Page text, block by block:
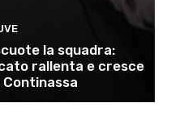
la squadra:
rallenta e cresce